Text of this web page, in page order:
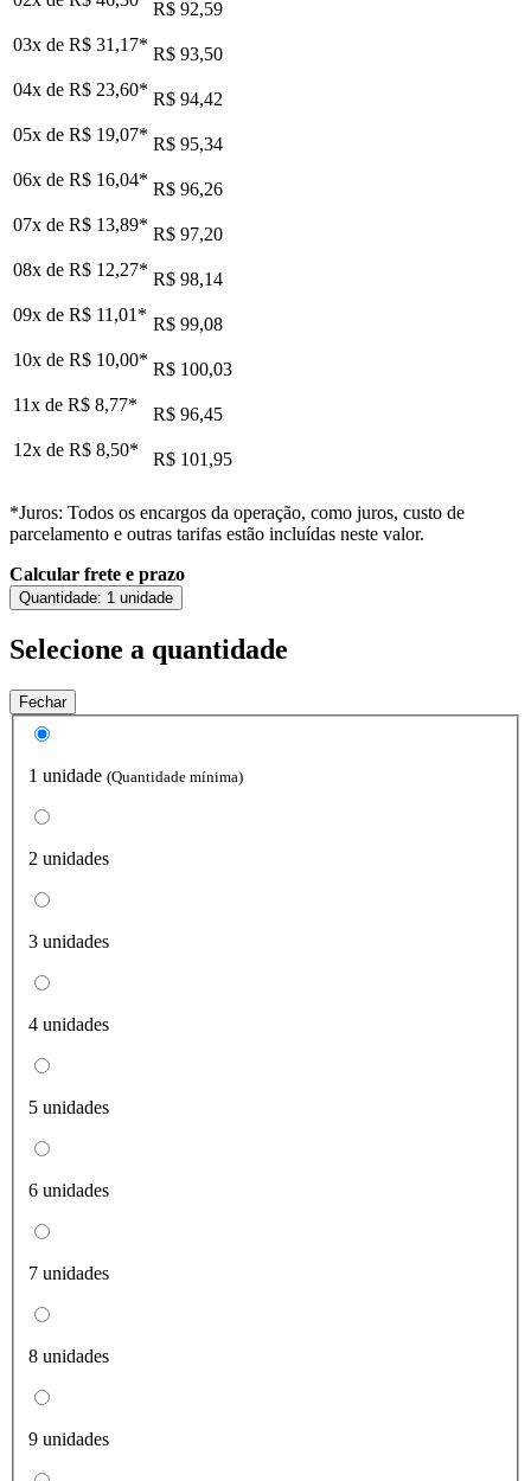
R$ 92,59
03x de R$ 31,17* R$ 93,50
04x de R$ 23,60* R$ 94,42
05x de R$ 19,07* R$ 95,34
06x de R$ 16,04* R$ 96,26
07x de R$ 13,89* R$ 97,20
08x de R$ 12,27* R$ 98,14
09x de R$ 11,01 * R$ 99,08
10x de R$ 10,00* R$ 100,03
11x de R$ 8,77*
R$ 96,45
12x de R$ 8,50* R$ 101,95
*Juros: Todos os encargos da operação, como juros, custo de
parcelamento e outras tarifas estão incluídas neste valor.
Calcular frete e prazo
Quantidade: 1 unidade
Selecione a quantidade
Fechar
1 unidade (Quantidade mínima)
2 unidades
3 unidades
4 unidades
5 unidades
6 unidades
7 unidades
8 unidades
9 unidades